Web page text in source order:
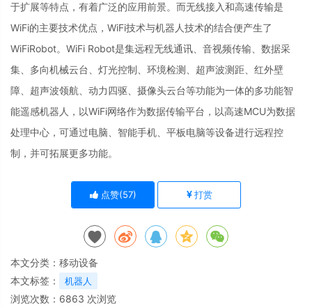
于扩展等特点，有着广泛的应用前景。而无线接入和高速传输是
WiFi的主要技术优点，WiFi技术与机器人技术的结合便产生了
WiFiRobot。WiFi Robot是集远程无线通讯、音视频传输、数据采
集、多向机械云台、灯光控制、环境检测、超声波测距、红外壁
障、超声波领航、动力四驱、摄像头云台等功能为一体的多功能智
能遥感机器人，以WiFi网络作为数据传输平台，以高速MCU为数据
处理中心，可通过电脑、智能手机、平板电脑等设备进行远程控
制，并可拓展更多功能。
点赞(57) 打赏
本文分类： 移动设备
本文标签：
机器人
浏览次数： 6863 次浏览